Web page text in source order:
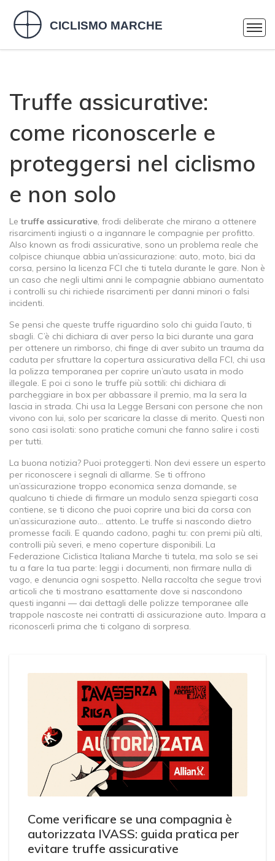
Truffe assicurative:
come riconoscerle e
proteggersi nel ciclismo
e non solo
Letruffe assicurative, frodi deliberate che mirano a ottenere
risarcimenti ingiusti o a ingannare le compagnie per profitto.
Also known as frodi assicurative, sono un problema reale che
colpisce chiunque abbia un’assicurazione: auto, moto, bici da
corsa, persino la licenza FCI che ti tutela durante le gare. Non è
un caso che negli ultimi anni le compagnie abbiano aumentato
i controlli su chi richiede risarcimenti per danni minori o falsi
incidenti.
Se pensi che queste truffe riguardino solo chi guida l’auto, ti
sbagli. C’è chi dichiara di aver perso la bici durante una gara
per ottenere un rimborso, chi finge di aver subito un trauma da
caduta per sfruttare la copertura assicurativa della FCI, chi usa
la polizza temporanea per coprire un’auto usata in modo
illegale. E poi ci sono le truffe più sottili: chi dichiara di
parcheggiare in box per abbassare il premio, ma la sera la
lascia in strada. Chi usa la Legge Bersani con persone che non
vivono con lui, solo per scaricare la classe di merito. Questi non
sono casi isolati: sono pratiche comuni che fanno salire i costi
per tutti.
La buona notizia? Puoi proteggerti. Non devi essere un esperto
per riconoscere i segnali di allarme. Se ti offrono
un’assicurazione troppo economica senza domande, se
qualcuno ti chiede di firmare un modulo senza spiegarti cosa
contiene, se ti dicono che puoi coprire una bici da corsa con
un’assicurazione auto… attento. Le truffe si nascondo dietro
promesse facili. E quando cadono, paghi tu: con premi più alti,
controlli più severi, e meno coperture disponibili. La
Federazione Ciclistica Italiana Marche ti tutela, ma solo se sei
tu a fare la tua parte: leggi i documenti, non firmare nulla di
vago, e denuncia ogni sospetto. Nella raccolta che segue trovi
articoli che ti mostrano esattamente dove si nascondono
questi inganni — dai dettagli delle polizze temporanee alle
trappole nascoste nei contratti di assicurazione auto. Impara a
riconoscerli prima che ti colgano di sorpresa.
Come verificare se una compagnia è
autorizzata IVASS: guida pratica per
evitare truffe assicurative